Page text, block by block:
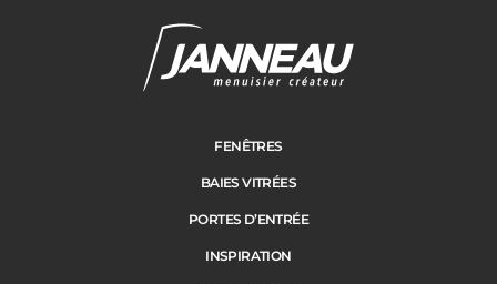
FENÊTRES
BAIES VITRÉES
PORTES D’ENTRÉE
INSPIRATION